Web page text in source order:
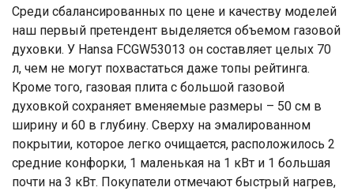
Среди сбалансированных по цене и качеству моделей
наш первый претендент выделяется объемом газовой
духовки. У Hansa FCGW53013 он составляет целых 70
л, чем не могут похвастаться даже топы рейтинга.
Кроме того, газовая плита с большой газовой
духовкой сохраняет вменяемые размеры – 50 см в
ширину и 60 в глубину. Сверху на эмалированном
покрытии, которое легко очищается, расположилось 2
средние конфорки, 1 маленькая на 1 кВт и 1 большая
почти на 3 кВт. Покупатели отмечают быстрый нагрев,